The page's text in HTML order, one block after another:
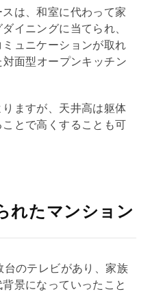
は、和室に代わって家
イニングに当てられ、
ュニケーションが取れ
面型オープンキッチン
ますが、天井高は躯体
とで高くすることも可
れたマンション
台のテレビがあり、家族
景になっていったこと